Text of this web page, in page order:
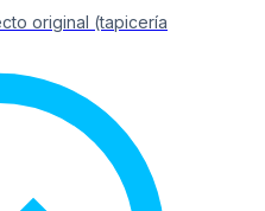
original (tapicería